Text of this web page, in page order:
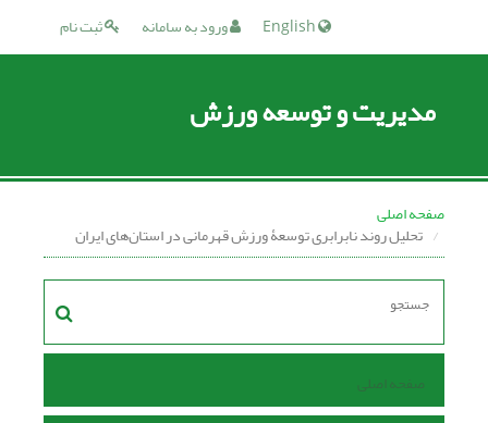
ثبت نام ورود به سامانه
مدیریت و توسعه ورزش
صفحه اصلی
تحلیل روند نابرابری توسعۀ ورزش قهرمانی در استان‌های ایران
صفحه اصلی